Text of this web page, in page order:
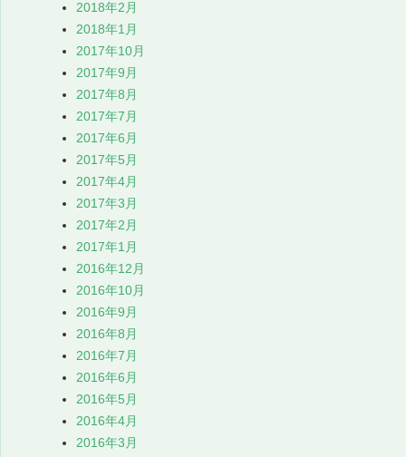
2018年2月
2018年1月
2017年10月
2017年9月
2017年8月
2017年7月
2017年6月
2017年5月
2017年4月
2017年3月
2017年2月
2017年1月
2016年12月
2016年10月
2016年9月
2016年8月
2016年7月
2016年6月
2016年5月
2016年4月
2016年3月